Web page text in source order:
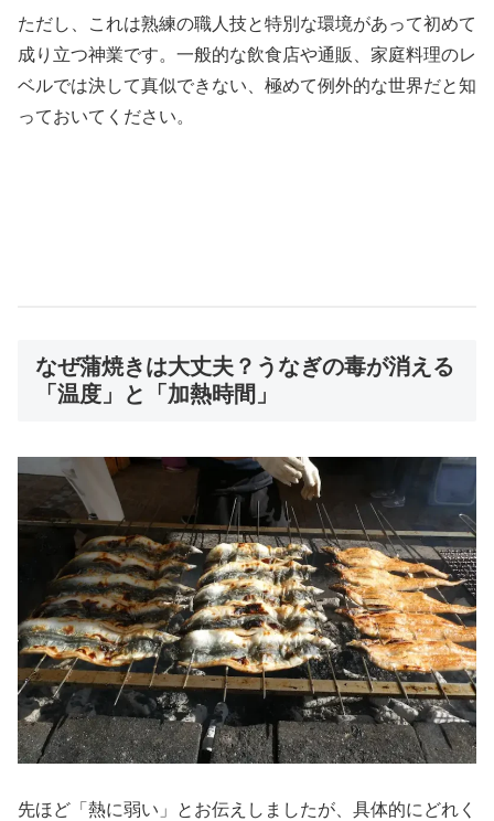
ただし、これは熟練の職人技と特別な環境があって初めて
成り立つ神業です。一般的な飲食店や通販、家庭料理のレ
ベルでは決して真似できない、極めて例外的な世界だと知
っておいてください。
なぜ蒲焼きは大丈夫？うなぎの毒が消える
「温度」と「加熱時間」
先ほど「熱に弱い」とお伝えしましたが、具体的にどれく